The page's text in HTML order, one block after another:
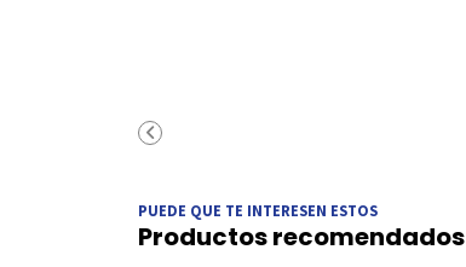
PUEDE QUE TE INTERESEN ESTOS
Productos recomendados